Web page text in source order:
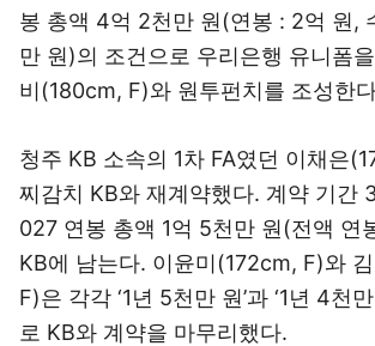
봉 총액 4억 2천만 원(연봉 : 2억 원,
만 원)의 조건으로 우리은행 유니폼
비(180cm, F)와 원투펀치를 조성한
청주 KB 소속의 1차 FA였던 이채은
찌감치 KB와 재계약했다. 계약 기간
027 연봉 총액 1억 5천만 원(전액 연
KB에 남는다. 이윤미(172cm, F)와
F)은 각각 ‘1년 5천만 원’과 ‘1년 4천
로 KB와 계약을 마무리했다.